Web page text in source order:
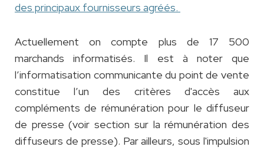
des principaux fournisseurs agréés.
Actuellement on compte plus de 17 500
marchands informatisés. Il est à noter que
l’informatisation communicante du point de vente
constitue l’un des critères d'accès aux
compléments de rémunération pour le diffuseur
de presse (voir section sur la rémunération des
diffuseurs de presse). Par ailleurs, sous l'impulsion